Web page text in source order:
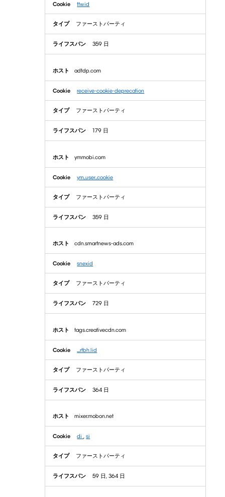
ttwid
ファーストパーティ
359 日
adtdp.com
receive-cookie-deprecation
ファーストパーティ
179 日
ymmobi.com
ym_user_cookie
ファーストパーティ
359 日
cdn.smartnews-ads.com
snexid
ファーストパーティ
729 日
tags.creativecdn.com
__rtbh.lid
ファーストパーティ
364 日
mixer.mobon.net
di,si
ファーストパーティ
59 日, 364 日